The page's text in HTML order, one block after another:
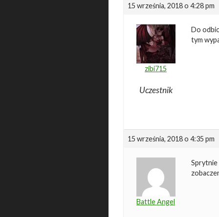
15 września, 2018 o 4:28 pm
zibi715
Uczestnik
Do
tym
15 września, 2018 o 4:35 pm
Battle Angel
Sprytnie